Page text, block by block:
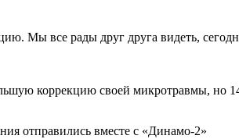
Мы все рады друг друга видеть,
коррекцию своей микротравмы, но 14
отправились вместе с «Динамо-2»